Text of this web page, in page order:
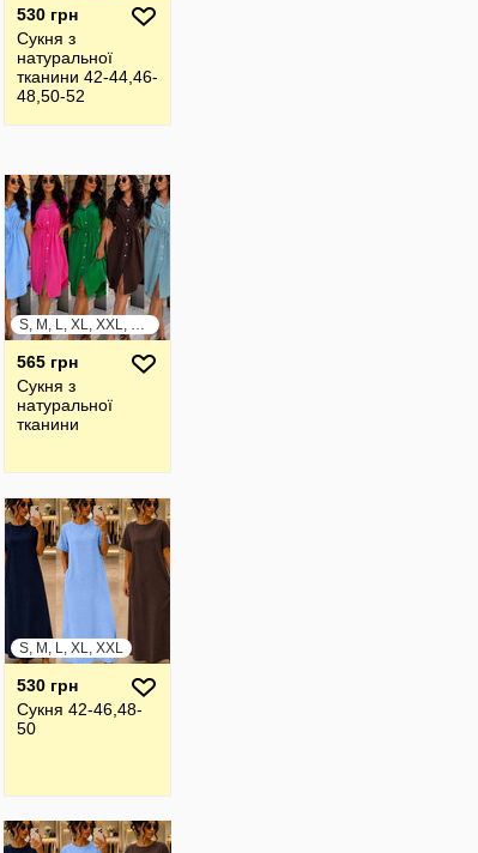
530 грн
Сукня з
натуральної
тканини 42-44,46-
48,50-52
S, M, L, XL, XXL, XXXL
565 грн
Сукня з
натуральної
тканини
S, M, L, XL, XXL
530 грн
Сукня 42-46,48-
50